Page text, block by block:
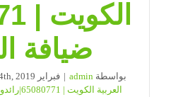
ضيافة
بواسطةadmin
| فبراير 24th, 2019
العربية الكويت | 65080771|رائدون